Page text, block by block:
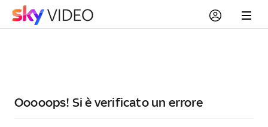
Ooooops! Si è verificato un errore